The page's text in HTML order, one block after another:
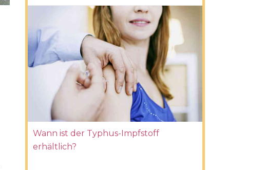
Wann ist der Typhus-Impfstoff
erhältlich?